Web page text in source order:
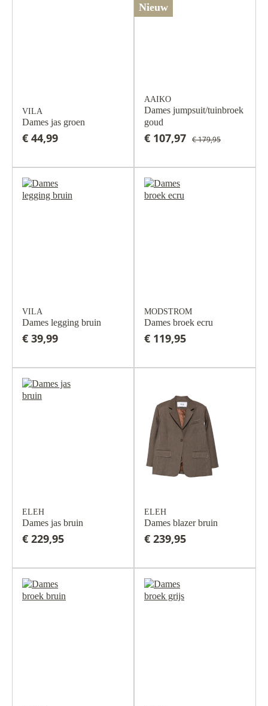
VILA
Dames jas groen
€ 44,99
Nieuw
AAIKO
Dames jumpsuit/tuinbroek
goud
€ 107,97 € 179,95
VILA
Dames legging bruin
€ 39,99
MODSTROM
Dames broek ecru
€ 119,95
ELEH
Dames jas bruin
€ 229,95
ELEH
Dames blazer bruin
€ 239,95